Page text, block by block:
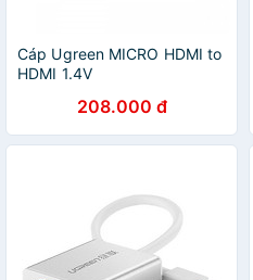
Cáp Ugreen MICRO HDMI to
HDMI 1.4V
208.000 đ